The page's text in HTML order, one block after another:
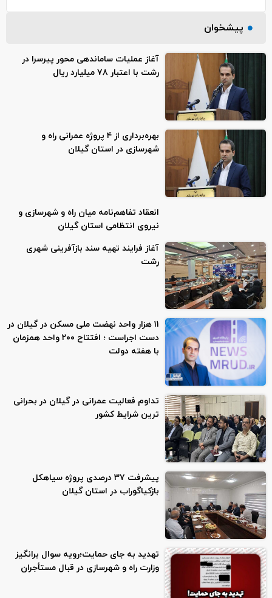
پیشخوان
آغاز عملیات ساماندهی محور پیرسرا در
رشت با اعتبار ۷۸ میلیارد ریال
بهره‌برداری از ۴ پروژه‌ عمرانی راه و
شهرسازی در استان گیلان
انعقاد تفاهم‌نامه میان راه و شهرسازی و
نیروی انتظامی استان گیلان
آغاز فرایند تهیه سند بازآفرینی شهری
رشت
۱۱ هزار واحد نهضت ملی مسکن در گیلان در
دست اجراست ؛ افتتاح ۲۰۰ واحد همزمان
با هفته دولت
تداوم فعالیت عمرانی در گیلان در بحرانی‌
ترین شرایط کشور
پیشرفت ۳۷ درصدی پروژه سیاهکل
بازکیاگوراب در استان گیلان
تهدید به جای حمایت؛رویه سوال برانگیز
وزارت راه و‌ شهرسازی در قبال مستأجران